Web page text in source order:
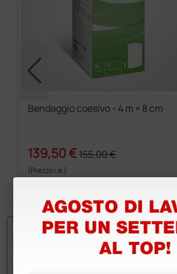
Bendaggio coesivo - 4 m × 8 cm
139,50 €155,00 €
(Prezzo i.e.)